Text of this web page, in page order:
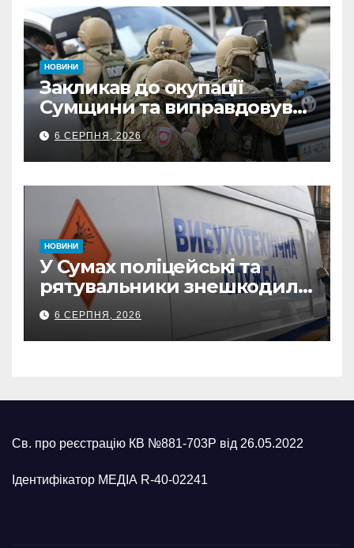
НОВИНИ
Закликав до окупації
Сумщини та виправдовував
обстріли: СБУ викрила
прокремлівського агітатора
з Охтирки
6 СЕРПНЯ, 2026
НОВИНИ
У Сумах поліцейські та
рятувальники знешкодили
500-кілограмову авіабомбу
росіян
6 СЕРПНЯ, 2026
Св. про реєстрацію КВ №881-703Р від 26.05.2022
Ідентифікатор МЕДІА R-40-02241